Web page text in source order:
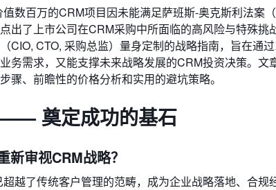
数百万的CRM项目因未能满足萨班斯-奥克斯利法案
出了上市公司在CRM采购中所面临的高风险与特殊挑
CIO, CTO, 采购总监）量身定制的战略指南，旨在通
务需求，又能支撑未来战略发展的CRM投资决策。
骤、前瞻性的价格分析和实用的避坑策略。
奠定成功的基石
新审视CRM战略？
越了传统客户管理的范畴，成为企业战略落地、合规